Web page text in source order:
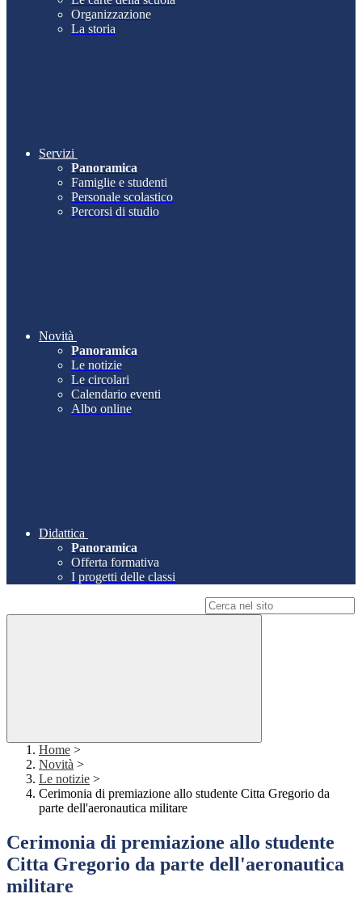
Organizzazione
La storia
Servizi
Panoramica
Famiglie e studenti
Personale scolastico
Percorsi di studio
Novità
Panoramica
Le notizie
Le circolari
Calendario eventi
Albo online
Didattica
Panoramica
Offerta formativa
I progetti delle classi
Home >
Novità >
Le notizie >
Cerimonia di premiazione allo studente Citta Gregorio da
parte dell'aeronautica militare
Cerimonia di premiazione allo studente
Citta Gregorio da parte dell'aeronautica
militare